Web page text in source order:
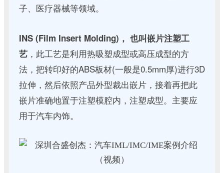
子、医疗器械等领域。
INS (Film Insert Molding)， 也叫嵌片注塑工
艺 ，此工艺是利用热吸塑成型或高压成型的方
法，把转印好的ABS板材(一般是0.5mm厚)进行3D
拉伸，然后依照产品外型裁出嵌片，接着再把此
嵌片准确地置于注塑模腔内，注塑成型。主要应
用于汽车内饰。